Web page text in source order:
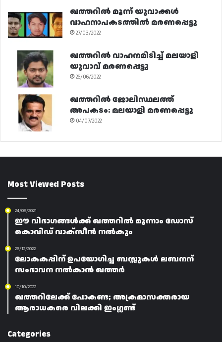
ഖത്തറിൽ മൂന്ന് യുവാക്കൾ
വാഹനാപകടത്തിൽ മരണപ്പെട്ടു
27/03/2022
ഖത്തറിൽ വാഹനമിടിച്ച് മലയാളി
യുവാവ് മരണപ്പെട്ടു
26/06/2022
ഖത്തറിൽ ജോലിസ്ഥലത്ത്
അപകടം: മലയാളി മരണപ്പെട്ടു
04/07/2022
Most Viewed Posts
24/08/2021
ഈ വിഭാഗങ്ങൾക്ക് ഖത്തറിൽ മൂന്നാം ഡോസ്
കൊവിഡ് വാക്സീൻ നൽകും
26/12/2022
ലോകകപ്പിന് ഉപയോഗിച്ച ബസ്സുകൾ ലബനന്
സംഭാവന നൽകാൻ ഖത്തർ
10/10/2022
ഖത്തറിലേക്ക് പോകണ്ട; അക്രമാസക്തരായ
ആരാധകരെ വിലക്കി ഇംഗ്ലണ്ട്
Categories